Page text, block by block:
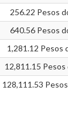
256.22 Pesos
640.56 Pesos
1,281.12 Pesos
12,811.15 Pesos
128,111.53